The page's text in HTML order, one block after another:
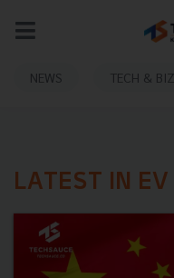
NEWS TECH & BIZ
LATEST IN